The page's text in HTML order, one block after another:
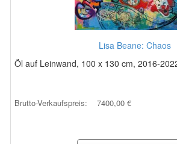
Lisa Beane: Chaos
Öl auf Leinwand, 100 x 130 cm, 2016-
Brutto-Verkaufspreis: 7400,00 €